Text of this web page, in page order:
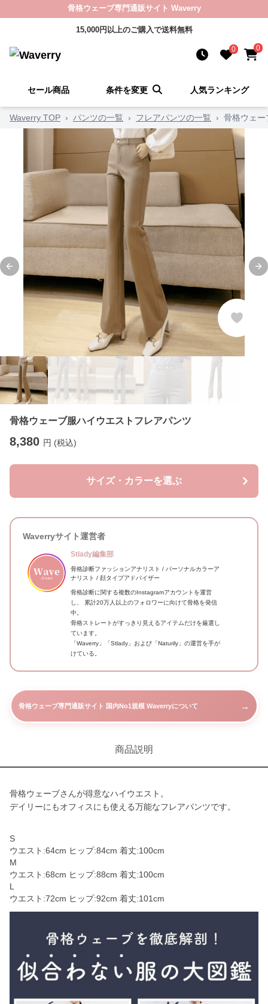
骨格ウェーブ専門通販サイト Waverry
15,000円以上のご購入で送料無料
0 0
セール商品 条件を変更 人気ランキング
Waverry TOP › パンツの一覧 › フレアパンツの一覧 › 骨格ウェー
Previous slide
骨格ウェーブ服ハイウエストフレアパンツ
8,380 円 (税込)
サイズ・カラーを選ぶ
Waverryサイト運営者
Stlady編集部
骨格診断ファッションアナリスト / パーソナルカラーア
ナリスト / 顔タイプアドバイザー
骨格診断に関する複数のInstagramアカウントを運営
し、 累計20万人以上のフォロワーに向けて骨格を発信
中。
骨格ストレートがすっきり見えるアイテムだけを厳選し
ています。
「Waverry」「Stlady」および「Naturily」の運営を手が
けている。
骨格ウェーブ専門通販サイト 国内No1規模 Waverryについて →
商品説明
骨格ウェーブさんが得意なハイウエスト。
デイリーにもオフィスにも使える万能なフレアパンツです。
S
ウエスト:64cm ヒップ:84cm 着丈:100cm
M
ウエスト:68cm ヒップ:88cm 着丈:100cm
L